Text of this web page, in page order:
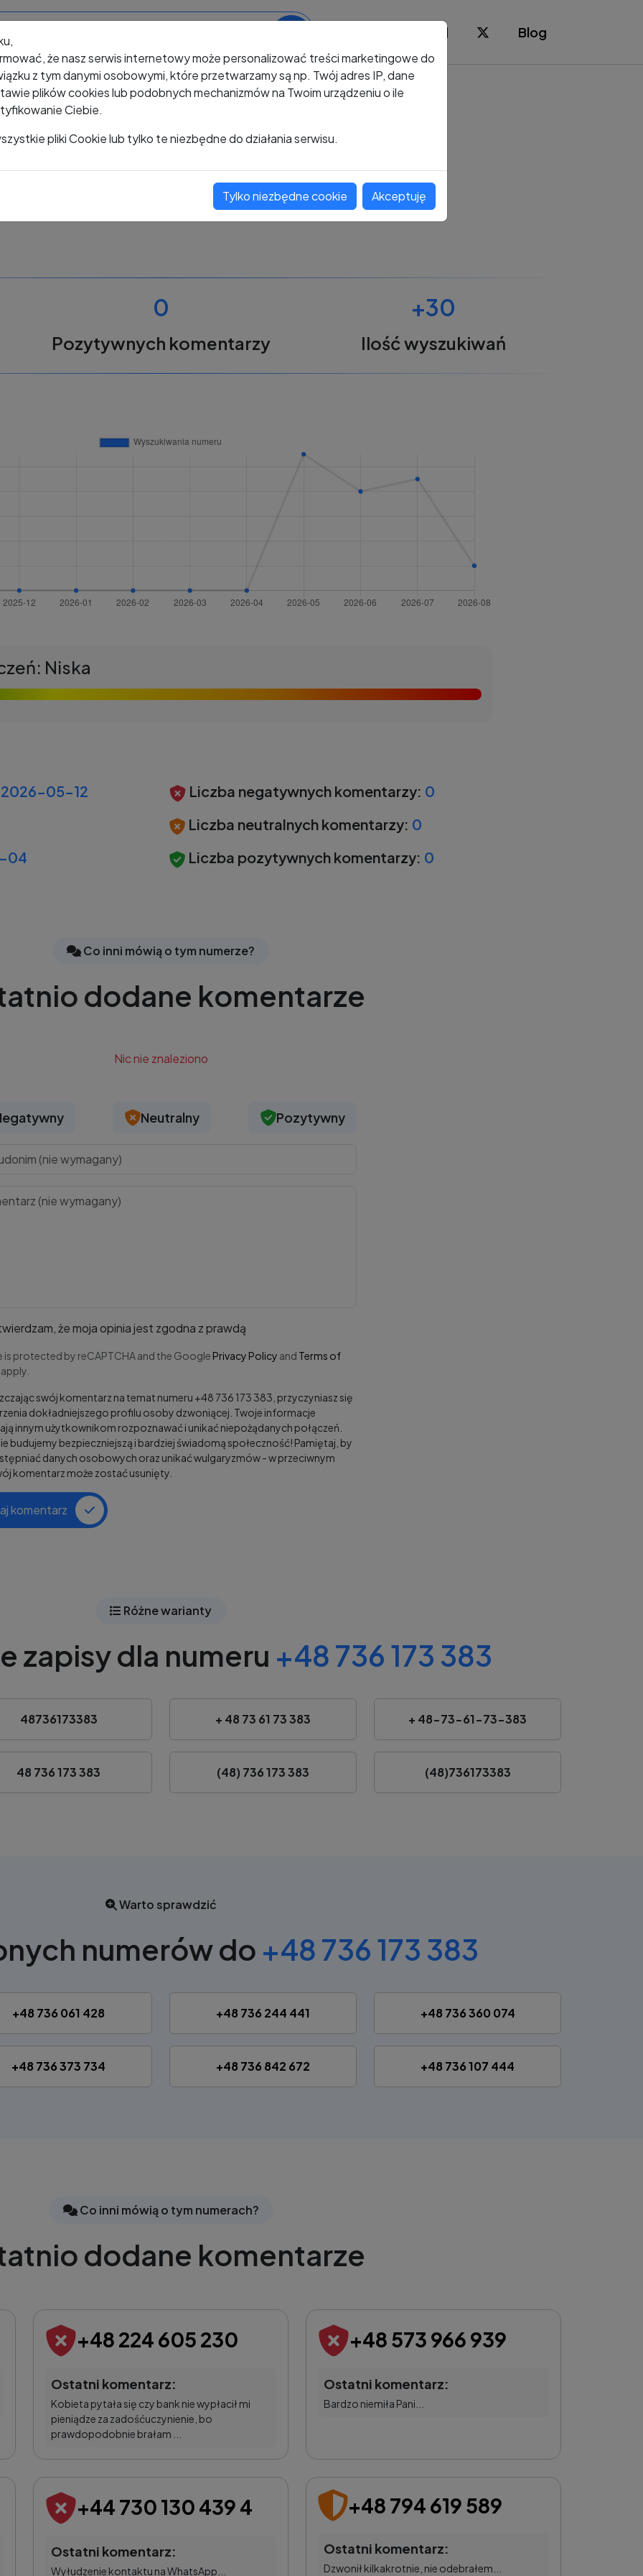
Blog
+48 736 173 383
Oceń ten numer
0
Pozytywnych komentarzy
+30
Ilość wyszukiwań
Niska
2026-05-12
04
Liczba negatywnych komentarzy: 0
Liczba neutralnych komentarzy: 0
Liczba pozytywnych komentarzy: 0
Co inni mówią o tym numerze?
dodane komentarze
Nic nie znaleziono
Neutralny Pozytywny
że moja opinia jest zgodna z prawdą
is protected by reCAPTCHA and the Google Privacy Policy and Terms of
apply.
swój komentarz na temat numeru +48 736 173 383, przyczyniasz się
dokładniejszego profilu osoby dzwoniącej. Twoje informacje
innym użytkownikom rozpoznawać i unikać niepożądanych połączeń.
budujemy bezpieczniejszą i bardziej świadomą społeczność! Pamiętaj, by
danych osobowych oraz unikać wulgaryzmów - w przeciwnym
komentarz może zostać usunięty.
komentarz
Różne warianty
zapisy dla numeru +48 736 173 383
48736173383 + 48 73 61 73 383 + 48-73-61-73-383
48 736 173 383 (48) 736 173 383 (48)736173383
Warto sprawdzić
numerów do +48 736 173 383
+48 736 061 428 +48 736 244 441 +48 736 360 074
+48 736 373 734 +48 736 842 672 +48 736 107 444
Co inni mówią o tym numerach?
dodane komentarze
+48 224 605 230
Ostatni komentarz:
Kobieta pytała się czy bank nie wypłacił mi
pieniądze za zadośćuczynienie, bo
prawdopodobnie brałam ...
+48 573 966 939
Ostatni komentarz:
Bardzo niemiła Pani...
+44 730 130 439 4
Ostatni komentarz:
Wyłudzenie kontaktu na WhatsApp...
+48 794 619 589
Ostatni komentarz:
Dzwonił kilkakrotnie, nie odebrałem...
że nasz serwis internetowy może personalizować treści marketingowe do
z tym danymi osobowymi, które przetwarzamy są np. Twój adres IP, dane
plików cookies lub podobnych mechanizmów na Twoim urządzeniu o ile
Ciebie.
pliki Cookie lub tylko te niezbędne do działania serwisu.
Tylko niezbędne cookie Akceptuję